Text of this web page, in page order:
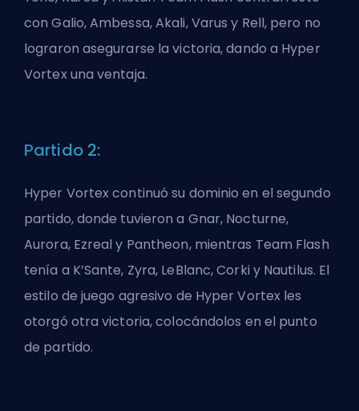
con Galio, Ambessa, Akali, Varus y Rell, pero no
lograron asegurarse la victoria, dando a Hyper
Vortex una ventaja.
Partido 2:
Hyper Vortex continuó su dominio en el segundo
partido, donde tuvieron a Gnar, Nocturne,
Aurora, Ezreal y Pantheon, mientras Team Flash
tenía a K’Sante, Zyra, LeBlanc, Corki y Nautilus. El
estilo de juego agresivo de Hyper Vortex les
otorgó otra victoria, colocándolos en el punto
de partido.